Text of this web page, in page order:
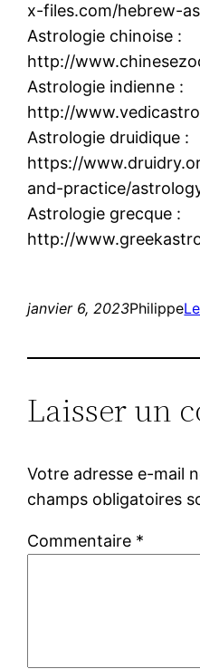
x-files.com/hebrew-
Astrologie chinoise :
http://
Astrologie indienne :
http://
Astrologie druidique :
https://
and-practice/
Astrologie grecque :
http://
janvier 6, 2023Philippe
Laisser un
Votre adresse e-mail
champs obligatoires
Commentaire *